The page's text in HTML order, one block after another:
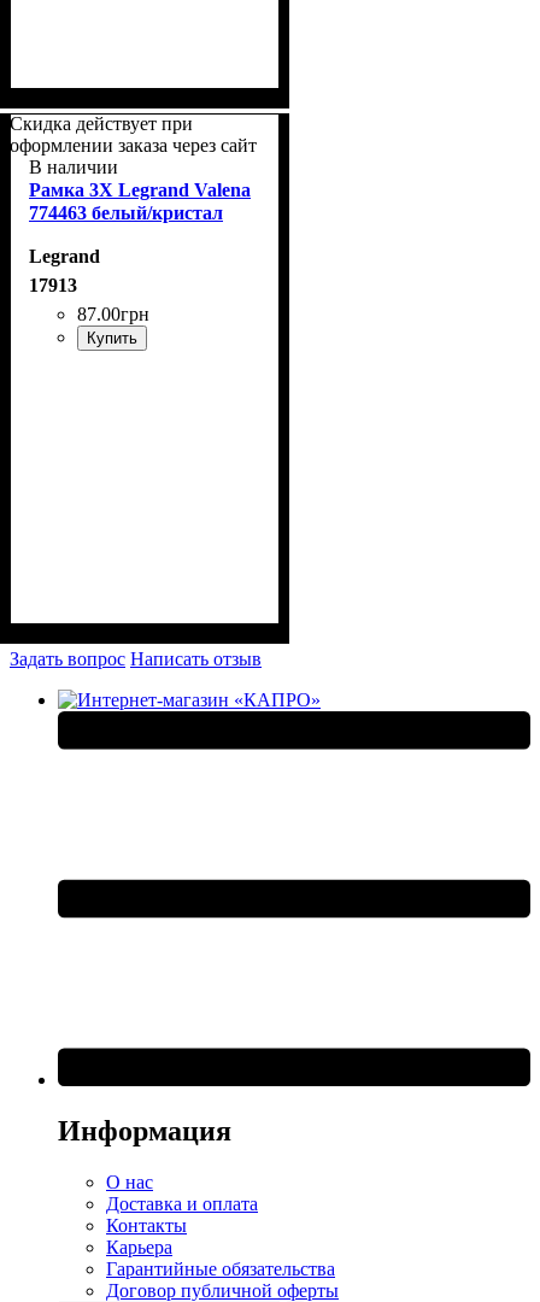
Скидка действует при
оформлении заказа через сайт
В наличии
Рамка 3Х Legrand Valena
774463 белый/кристал
Legrand
17913
87.00грн
Купить
Задать вопрос Написать отзыв
Информация
О нас
Доставка и оплата
Контакты
Карьера
Гарантийные обязательства
Договор публичной оферты